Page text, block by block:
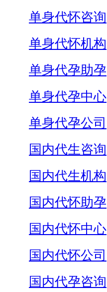
单身代怀咨询
单身代怀机构
单身代孕助孕
单身代孕中心
单身代孕公司
国内代生咨询
国内代生机构
国内代怀助孕
国内代怀中心
国内代怀公司
国内代孕咨询